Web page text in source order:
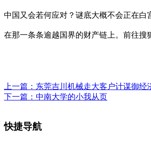
中国又会若何应对？谜底大概不会正在白
在那一条条逾越国界的财产链上。前往搜
上一篇： 东莞吉川机械走大客户计谋御经
下一篇： 中南大学的小我从页
快捷导航